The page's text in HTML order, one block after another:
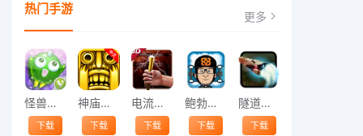
热门手游 更多
怪兽跳跃
下载
神庙逃亡中文版
下载
电流急急棒
下载
鲍勃的梦境
下载
隧道逃脱
下载